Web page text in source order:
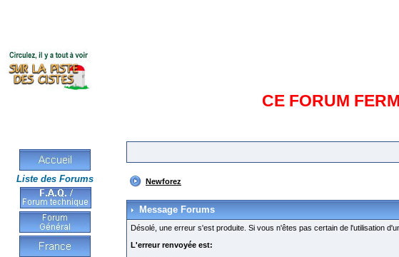
CE FORUM
Liste des Forums Newforez
Message Forums
Désolé, une erreur s'est produite. Si vous n'êtes pas certain de l'utilisation
L'erreur renvoyée est: